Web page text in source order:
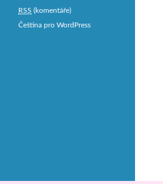
RSS (komentáře)
Čeština pro WordPress